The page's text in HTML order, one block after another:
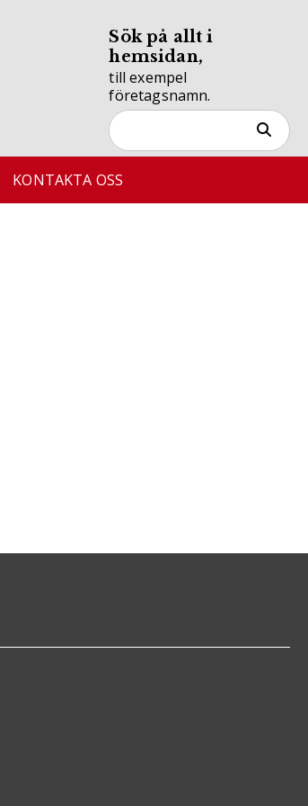
Sök på allt i
hemsidan,
till exempel
företagsnamn.
KONTAKTA OSS